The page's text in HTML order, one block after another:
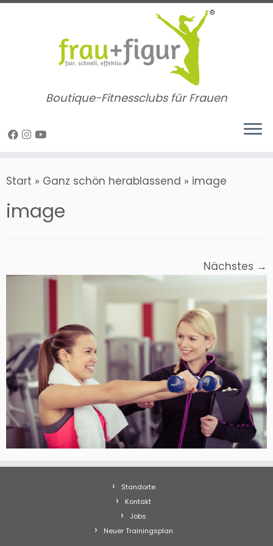
Zum
Boutique-Fitnessclubs für Frauen
Start » Ganz schön herablassend » image
image
Nächstes →
Standorte
Kontakt
Jobs
Neuer Trainingsplan